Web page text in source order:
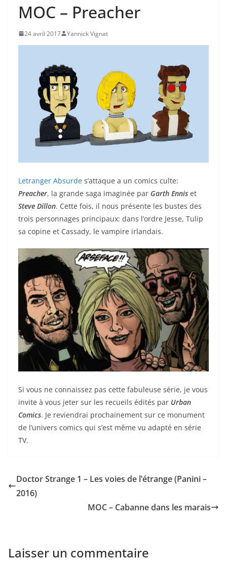
MOC – Preacher
24 avril 2017 Yannick Vignat
Letranger Absurde s’attaque a un comics culte:
Preacher, la grande saga imaginée par Garth Ennis et
Steve Dillon. Cette fois, il nous présente les bustes des
trois personnages principaux: dans l’ordre Jesse, Tulip
sa copine et Cassady, le vampire irlandais.
Si vous ne connaissez pas cette fabuleuse série, je vous
invite à vous jeter sur les recueils édités par Urban
Comics. Je reviendrai prochainement sur ce monument
de l’univers comics qui s’est même vu adapté en série
TV.
Doctor Strange 1 – Les voies de l’étrange (Panini –
2016)
MOC – Cabanne dans les marais
Laisser un commentaire